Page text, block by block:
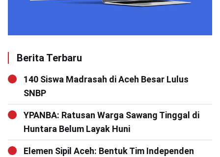
Berita Terbaru
140 Siswa Madrasah di Aceh Besar Lulus
SNBP
YPANBA: Ratusan Warga Sawang Tinggal di
Huntara Belum Layak Huni
Elemen Sipil Aceh: Bentuk Tim Independen